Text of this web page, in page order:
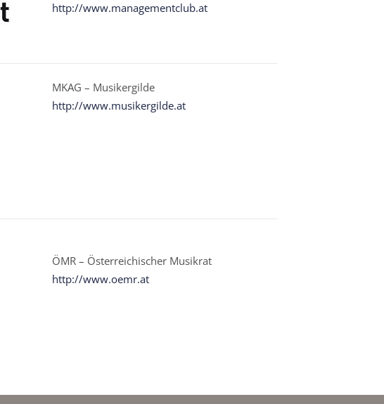
http://www.managementclub.at
MKAG – Musikergilde
http://www.musikergilde.at
ÖMR – Österreichischer Musikrat
http://www.oemr.at